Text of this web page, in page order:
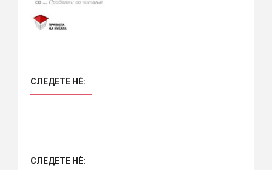
СЛЕДЕТЕ НÈ:
СЛЕДЕТЕ НÈ: